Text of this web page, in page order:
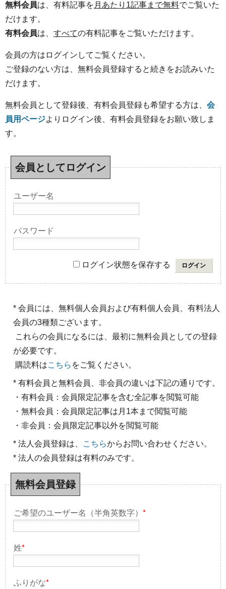
無料会員は、有料記事を 月あたり1記事まで無料でご覧いた
だけます。
有料会員は、 すべての有料記事をご覧いただけます。
会員の方はログインしてご覧ください。
ご登録のない方は、無料会員登録すると続きをお読みいた
だけます。
無料会員として登録後、有料会員登録も希望する方は、 会
員用ページよりログイン後、有料会員登録をお願い致しま
す。
会員としてログイン
ユーザー名
パスワード
ログイン状態を保存する
* 会員には、無料個人会員および有料個人会員、有料法人
会員の3種類ございます。
これらの会員になるには、最初に無料会員としての登録
が必要です。
購読料はこちら をご覧ください。
* 有料会員と無料会員、非会員の違いは下記の通りです。
・有料会員：会員限定記事を含む全記事を閲覧可能
・無料会員：会員限定記事は月1本まで閲覧可能
・非会員：会員限定記事以外を閲覧可能
* 法人会員登録は、 こちらからお問い合わせください。
* 法人の会員登録は有料のみです。
無料会員登録
ご希望のユーザー名（半角英数字） *
姓*
ふりがな*